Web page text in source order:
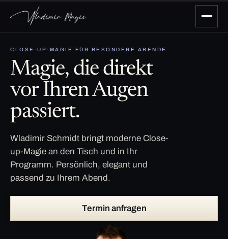
CLOSE-UP-MAGIE FÜR BESONDERE ABENDE
Magie, die direkt
vor Ihren Augen
passiert.
Wladimir Schmidt bringt moderne Close-
up-Magie an den Tisch und in Ihr
Programm. Persönlich, elegant und
passend zu Ihrem Abend.
Termin anfragen